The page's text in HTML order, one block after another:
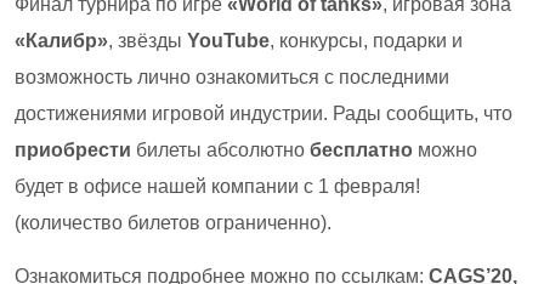
Финал турнира по игре «World of tanks», игровая зона
«Калибр», звёзды YouTube, конкурсы, подарки и
возможность лично ознакомиться с последними
достижениями игровой индустрии. Рады сообщить, что
приобрести билеты абсолютно бесплатно можно
будет в офисе нашей компании с 1 февраля!
(количество билетов ограниченно).
Ознакомиться подробнее можно по ссылкам: CAGS’20,